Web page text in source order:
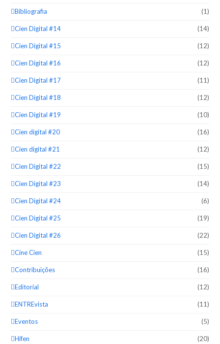
Bibliografia (1)
Cien Digital #14 (14)
Cien Digital #15 (12)
Cien Digital #16 (12)
Cien Digital #17 (11)
Cien Digital #18 (12)
Cien Digital #19 (10)
Cien digital #20 (16)
Cien digital #21 (12)
Cien Digital #22 (15)
Cien Digital #23 (14)
Cien Digital #24 (6)
Cien Digital #25 (19)
Cien Digital #26 (22)
Cine Cien (15)
Contribuições (16)
Editorial (12)
ENTREvista (11)
Eventos (5)
Hífen (20)